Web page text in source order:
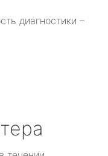
диагностики –